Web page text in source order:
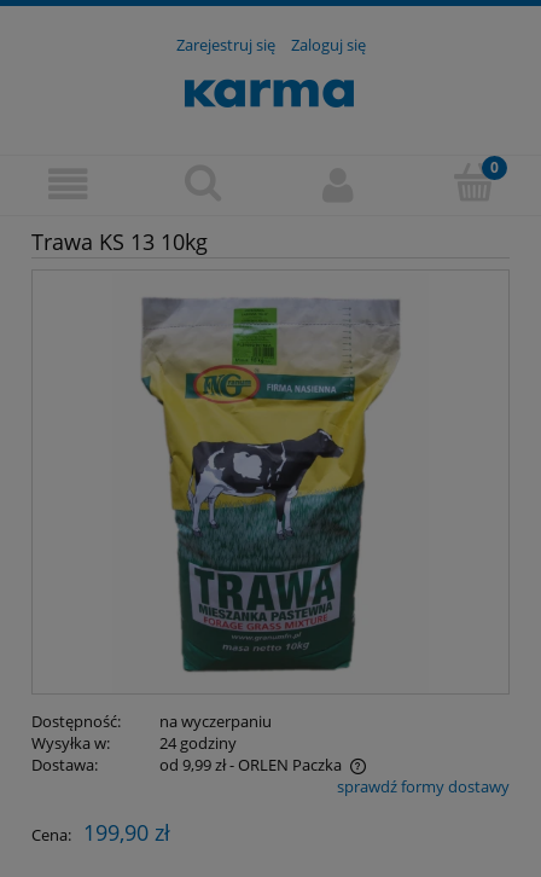
Zarejestruj się Zaloguj się
Trawa KS 13 10kg
Dostępność:
na wyczerpaniu
Wysyłka w:
24 godziny
Dostawa:
od 9,99 zł- ORLEN Paczka
Cena nie zawiera ewentualnych kosztów płatnościsprawdź formy dostawy
Cena: 199,90 zł